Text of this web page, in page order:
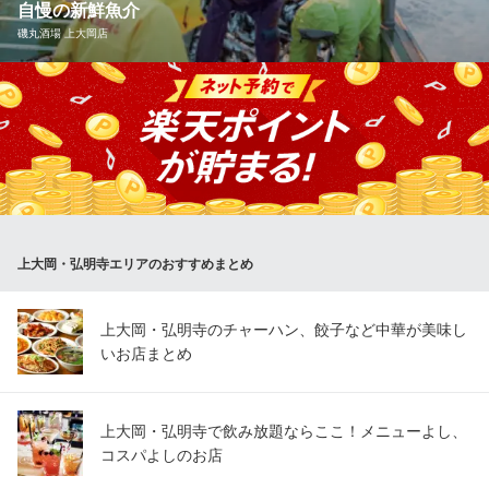
目利きの銀次 上大岡ｃａｍｉｏ店
漁師料理とうまい酒
横浜市営地下鉄上大岡駅 徒歩1分
神奈川県横浜市港南区上大岡西1-15-1 camio2F
自慢の新鮮魚介
磯丸酒場 上大岡店
『都会の海の家』というからには、魚介類の新鮮さには徹底的に
こだわります。全国の漁港や漁師さんの厳選した鮮魚メニューは
必食！毎日変わる黒板をお見逃しなく。さらに水槽の魚はその場
でさばいてもらってお好みの調理法で食べる…なんてこともOK。
磯丸水産ならではの楽しみ方を、ぜひお試しあれ。
浜焼・めし処
神奈川県横浜市港南区上大岡西1-17-30 1F
上大岡・弘明寺エリアのおすすめまとめ
上大岡・弘明寺のチャーハン、餃子など中華が美味し
いお店まとめ
上大岡・弘明寺で飲み放題ならここ！メニューよし、
コスパよしのお店